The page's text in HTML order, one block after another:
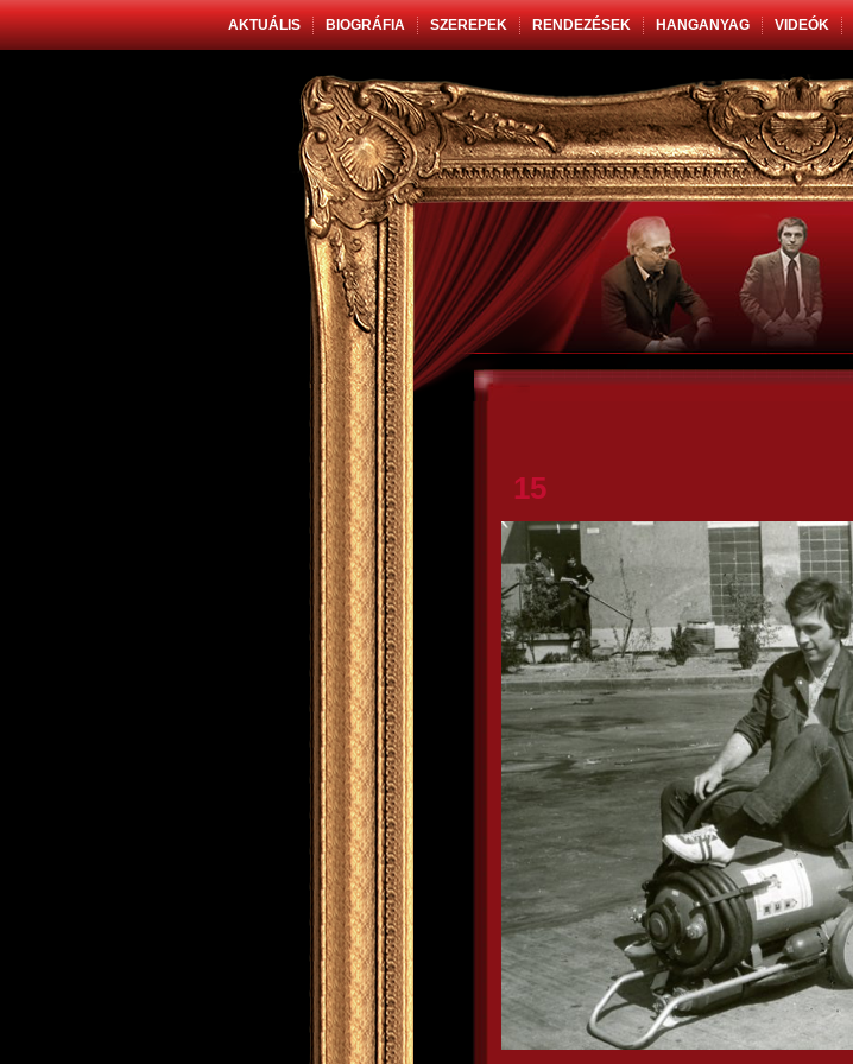
AKTUÁLIS BIOGRÁFIA SZEREPEK RENDEZÉSEK HANGANYAG VIDEÓK
15